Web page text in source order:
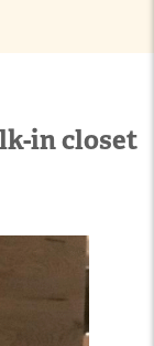
in closet